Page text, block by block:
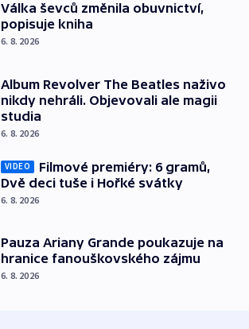
Válka ševců změnila obuvnictví,
popisuje kniha
6. 8. 2026
Album Revolver The Beatles naživo
nikdy nehráli. Objevovali ale magii
studia
6. 8. 2026
VIDEO
Filmové premiéry: 6 gramů,
Dvě deci tuše i Hořké svátky
6. 8. 2026
Pauza Ariany Grande poukazuje na
hranice fanouškovského zájmu
6. 8. 2026